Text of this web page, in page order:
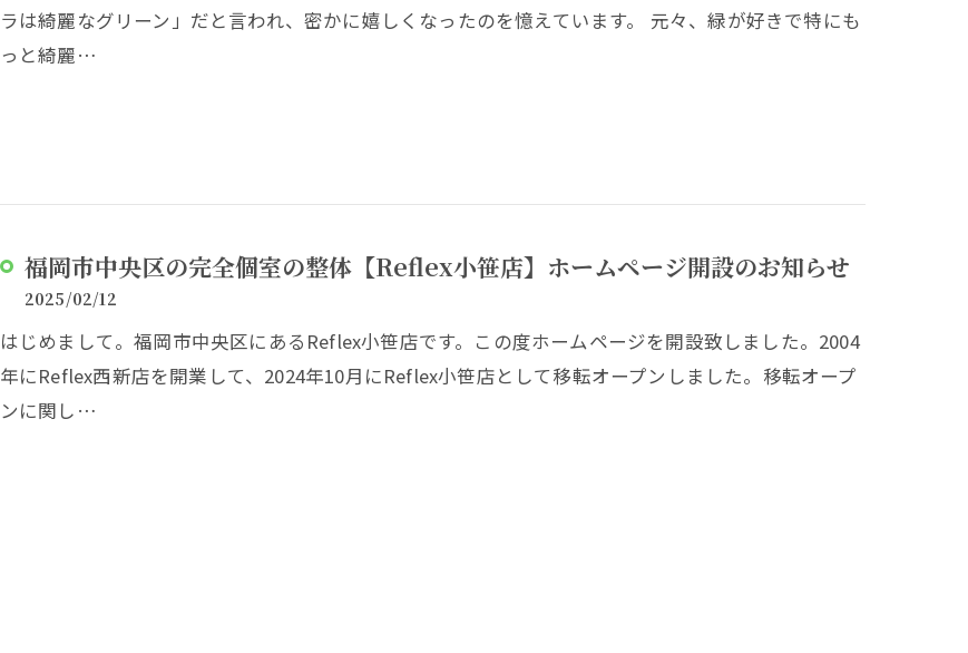
ラは綺麗なグリーン」だと言われ、密かに嬉しくなったのを憶えています。 元々、緑が好きで特にも
っと綺麗…
福岡市中央区の完全個室の整体【Reflex小笹店】ホームページ開設のお知らせ
2025/02/12
はじめまして。福岡市中央区にあるReflex小笹店です。この度ホームページを開設致しました。2004
年にReflex西新店を開業して、2024年10月にReflex小笹店として移転オープンしました。移転オープ
ンに関し…